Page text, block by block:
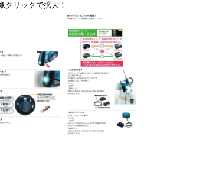
クリックで拡大！